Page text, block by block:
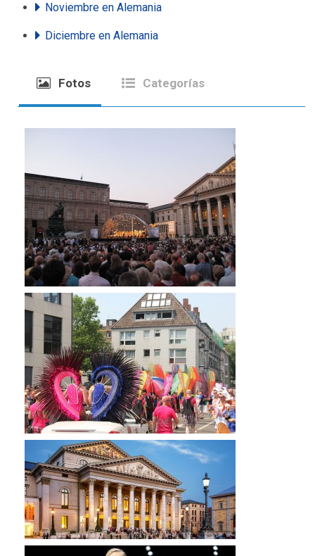
Noviembre en Alemania
Diciembre en Alemania
Fotos Categorías